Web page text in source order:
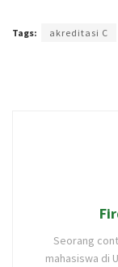
Tags: akreditasi C
Seorang
mahasiswa di